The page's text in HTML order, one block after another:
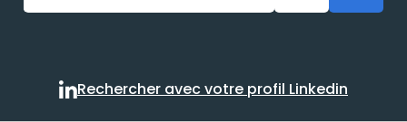
Rechercher avec votre
Rechercher avec votre profil Linkedin